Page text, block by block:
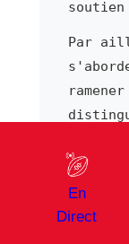
Par
des
(ailier/
En
Direct